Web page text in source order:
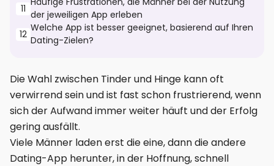
Die Wahl zwischen Tinder und Hinge kann oft
verwirrend sein und ist fast schon frustrierend, wenn
sich der Aufwand immer weiter häuft und der Erfolg
gering ausfällt.
Viele Männer laden erst die eine, dann die andere
Dating-App herunter, in der Hoffnung, schnell
11
der jeweiligen App erleben
12
Welche App ist besser geeignet, basierend auf Ihren
Dating-Zielen?